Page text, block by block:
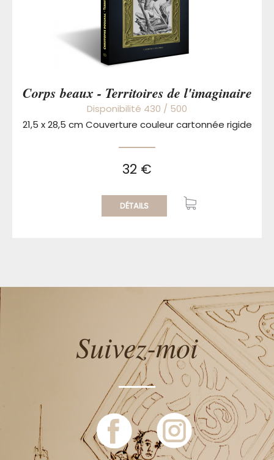
Corps beaux - Territoires de l'imaginaire
Disponibilité 430 / 500
21,5 x 28,5 cm Couverture couleur cartonnée rigide
32 €
DÉTAILS
Suivez-moi